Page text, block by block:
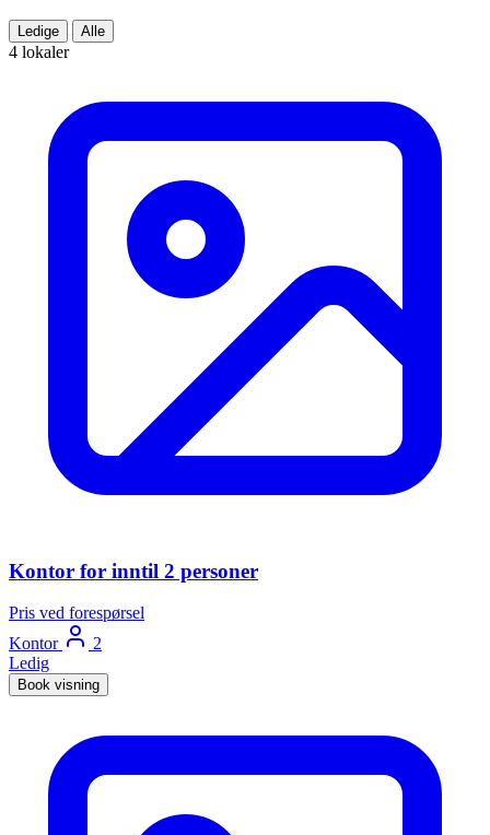
Ledige Alle
4 lokaler
Kontor for inntil 2 personer
Pris ved forespørsel
Kontor
2
Ledig
Book visning